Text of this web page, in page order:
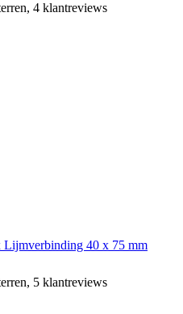
4 klantreviews
40 x 75 mm
5 klantreviews